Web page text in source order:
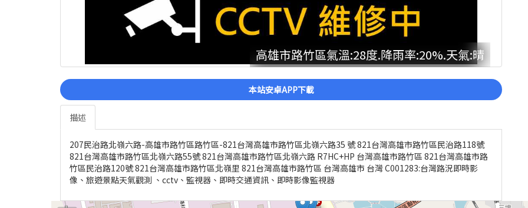
高雄市路竹區氣溫:28度.降雨率:20%.天氣:晴
本站安卓APP下載
描述
207民治路北嶺六路-高雄市路竹區路竹區-821台灣高雄市路竹區北嶺六路35 號 821台灣高雄市路竹區民治路118號
821台灣高雄市路竹區北嶺六路55號 821台灣高雄市路竹區北嶺六路 R7HC+HP 台灣高雄市路竹區 821台灣高雄市路
竹區民治路120號 821台灣高雄市路竹區北嶺里 821台灣高雄市路竹區 台灣高雄市 台灣 C001283:台灣路況即時影
像、旅遊景點天氣觀測 、cctv、監視器、即時交通資訊、即時影像監視器